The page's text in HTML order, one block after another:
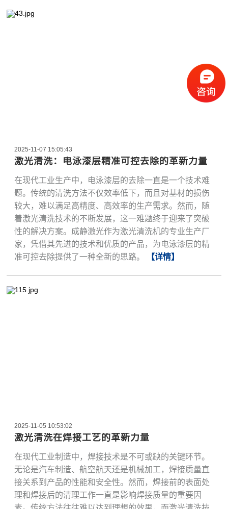
2025-11-07 15:05:43
激光清洗：电泳漆层精准可控去除的革新力量
在现代工业生产中，电泳漆层的去除一直是一个技术难
题。传统的清洗方法不仅效率低下，而且对基材的损伤
较大，难以满足高精度、高效率的生产需求。然而，随
着激光清洗技术的不断发展，这一难题终于迎来了突破
性的解决方案。成静激光作为激光清洗机的专业生产厂
家，凭借其先进的技术和优质的产品，为电泳漆层的精
准可控去除提供了一种全新的思路。
【详情】
2025-11-05 10:53:02
激光清洗在焊接工艺的革新力量
在现代工业制造中，焊接技术是不可或缺的关键环节。
无论是汽车制造、航空航天还是机械加工，焊接质量直
接关系到产品的性能和安全性。然而，焊接前的表面处
理和焊接后的清理工作一直是影响焊接质量的重要因